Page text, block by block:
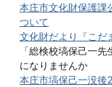
本庄市文化財保護課
ついて
文化財だより『こだ
「総検校塙保己一
になりませんか
本庄市塙保己一没後